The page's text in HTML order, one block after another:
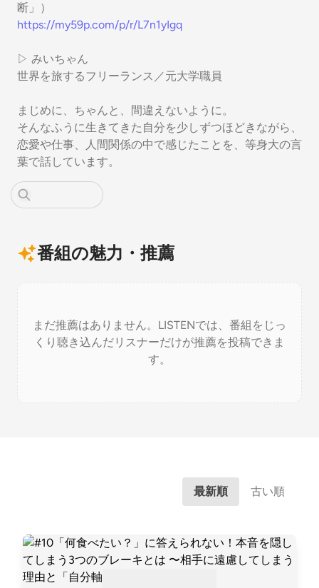
断」）
https://my59p.com/p/r/L7n1yIgq
▷ みいちゃん
世界を旅するフリーランス／元大学職員
まじめに、ちゃんと、間違えないように。
そんなふうに生きてきた自分を少しずつほどきながら、
恋愛や仕事、人間関係の中で感じたことを、等身大の言
葉で話しています。
番組の魅力・推薦
まだ推薦はありません。LISTENでは、番組をじっ
くり聴き込んだリスナーだけが推薦を投稿できま
す。
最新順 古い順